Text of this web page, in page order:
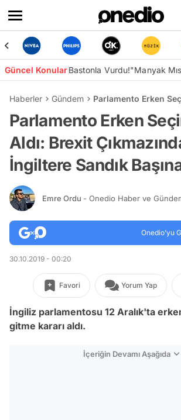
Güncel KonularBastonla Vurdu!"Manyak
Haberler Gündem Parlamento Erken
Parlamento Erken
Aldı: Brexit
İngiltere Sandık
Emre Ordu - Onedio Haber ve
Onedio’yu
30.10.2019 - 00:20
Favori Yorum Yap
İngiliz parlamentosu 12 Aralık'ta
gitme kararı aldı.
İçeriğin Devamı Aşağıda